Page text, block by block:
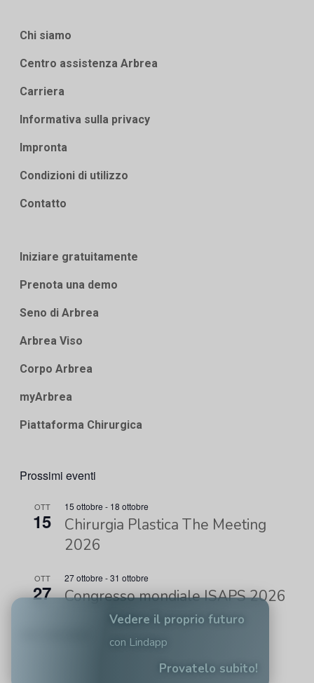
Vedere il proprio futuro
con Lindapp
Provatelo subito!
Chi siamo
Centro assistenza Arbrea
Carriera
Informativa sulla privacy
Impronta
Condizioni di utilizzo
Contatto
Iniziare gratuitamente
Prenota una demo
Seno di Arbrea
Arbrea Viso
Corpo Arbrea
myArbrea
Piattaforma Chirurgica
Prossimi eventi
OTT
15
15 ottobre - 18 ottobre
Chirurgia Plastica The Meeting
2026
OTT
27
27 ottobre -31 ottobre
Congresso mondiale ISAPS 2026